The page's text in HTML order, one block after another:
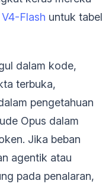
Flash untuk tabel
dalam kode,
terbuka,
pengetahuan
Opus dalam
Jika beban
agentik atau
pada penalaran,